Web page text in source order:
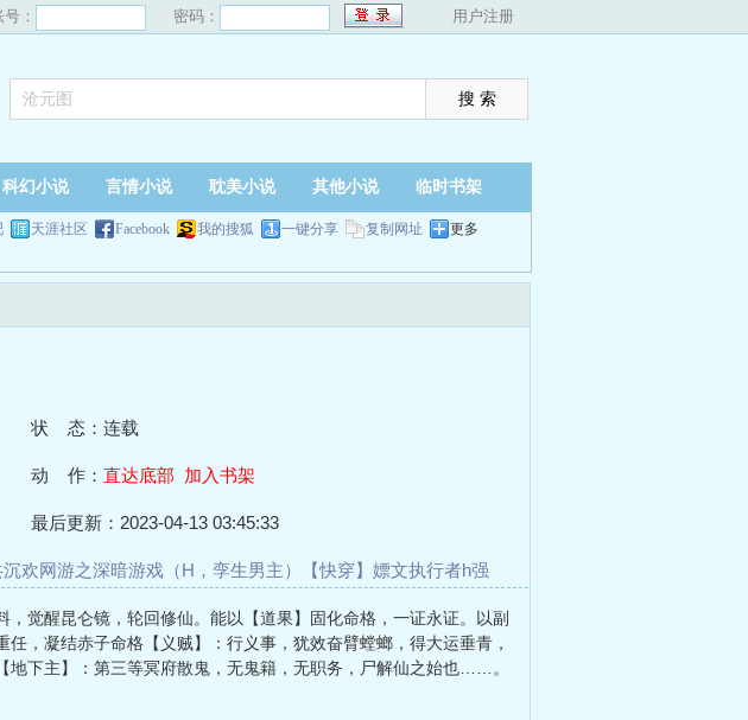
号： 密码： 用户注册
科幻小说 言情小说 耽美小说 其他小说 临时书架
天涯社区 Facebook 我的搜狐 一键分享 复制网址 更多
状 态：连载
动 作： 直达底部 加入书架
最后更新：2023-04-13 03:45:33
欢网游之深暗游戏（H，孪生男主） 【快穿】嫖文执行者h强
觉醒昆仑镜，轮回修仙。能以【道果】固化命格，一证永证。以副
，凝结赤子命格【义贼】：行义事，犹效奋臂螳螂，得大运垂青，
下主】：第三等冥府散鬼，无鬼籍，无职务，尸解仙之始也……。